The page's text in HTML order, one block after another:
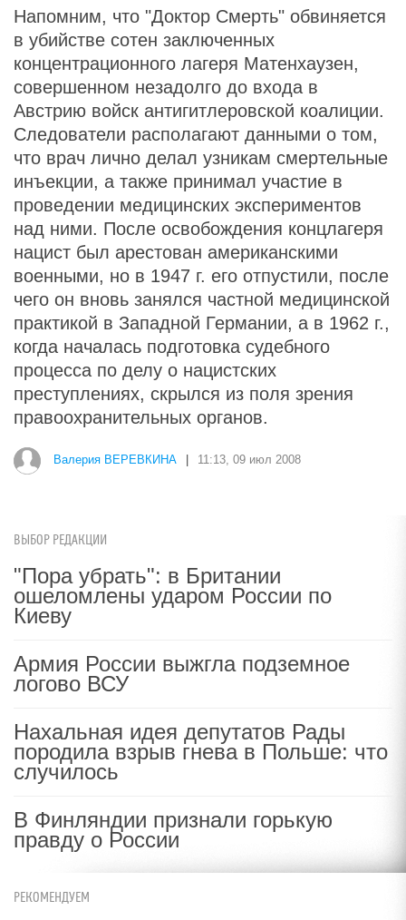
Напомним, что "Доктор Смерть" обвиняется
в убийстве сотен заключенных
концентрационного лагеря Матенхаузен,
совершенном незадолго до входа в
Австрию войск антигитлеровской коалиции.
Следователи располагают данными о том,
что врач лично делал узникам смертельные
инъекции, а также принимал участие в
проведении медицинских экспериментов
над ними. После освобождения концлагеря
нацист был арестован американскими
военными, но в 1947 г. его отпустили, после
чего он вновь занялся частной медицинской
практикой в Западной Германии, а в 1962 г.,
когда началась подготовка судебного
процесса по делу о нацистских
преступлениях, скрылся из поля зрения
правоохранительных органов.
Валерия ВЕРЕВКИНА 11:13, 09 июл 2008
ВЫБОР РЕДАКЦИИ
"Пора убрать": в Британии
ошеломлены ударом России по
Киеву
Армия России выжгла подземное
логово ВСУ
Нахальная идея депутатов Рады
породила взрыв гнева в Польше: что
случилось
В Финляндии признали горькую
правду о России
РЕКОМЕНДУЕМ